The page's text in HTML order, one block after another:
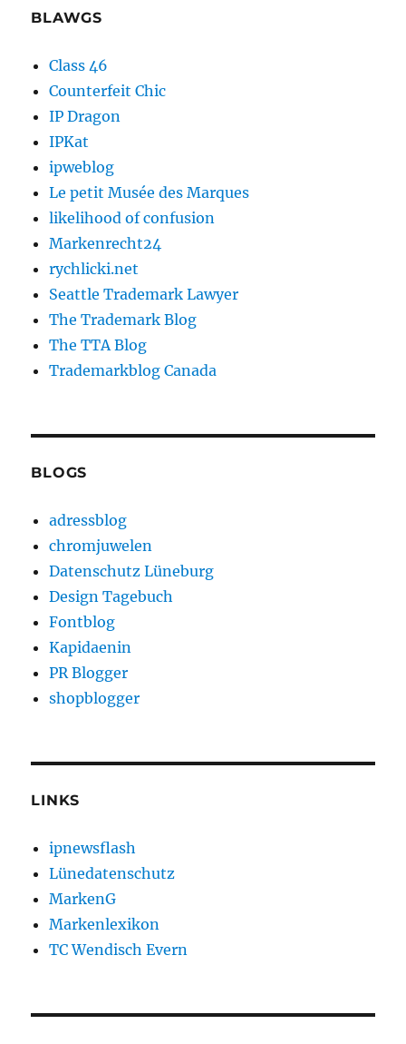
BLAWGS
Class 46
Counterfeit Chic
IP Dragon
IPKat
ipweblog
Le petit Musée des Marques
likelihood of confusion
Markenrecht24
rychlicki.net
Seattle Trademark Lawyer
The Trademark Blog
The TTA Blog
Trademarkblog Canada
BLOGS
adressblog
chromjuwelen
Datenschutz Lüneburg
Design Tagebuch
Fontblog
Kapidaenin
PR Blogger
shopblogger
LINKS
ipnewsflash
Lünedatenschutz
MarkenG
Markenlexikon
TC Wendisch Evern